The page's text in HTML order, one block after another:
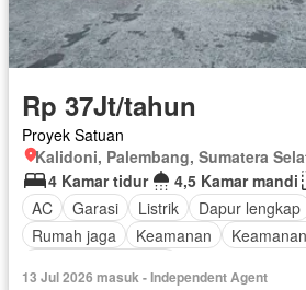
Rp 37Jt/tahun
Proyek Satuan
Kalidoni, Palembang, Sumatera
4 Kamar tidur
4,5 Kamar mandi
AC
Garasi Listrik Dapur lengkap
Rumah jaga
Keamanan
13 Jul 2026 masuk - Independent Agent